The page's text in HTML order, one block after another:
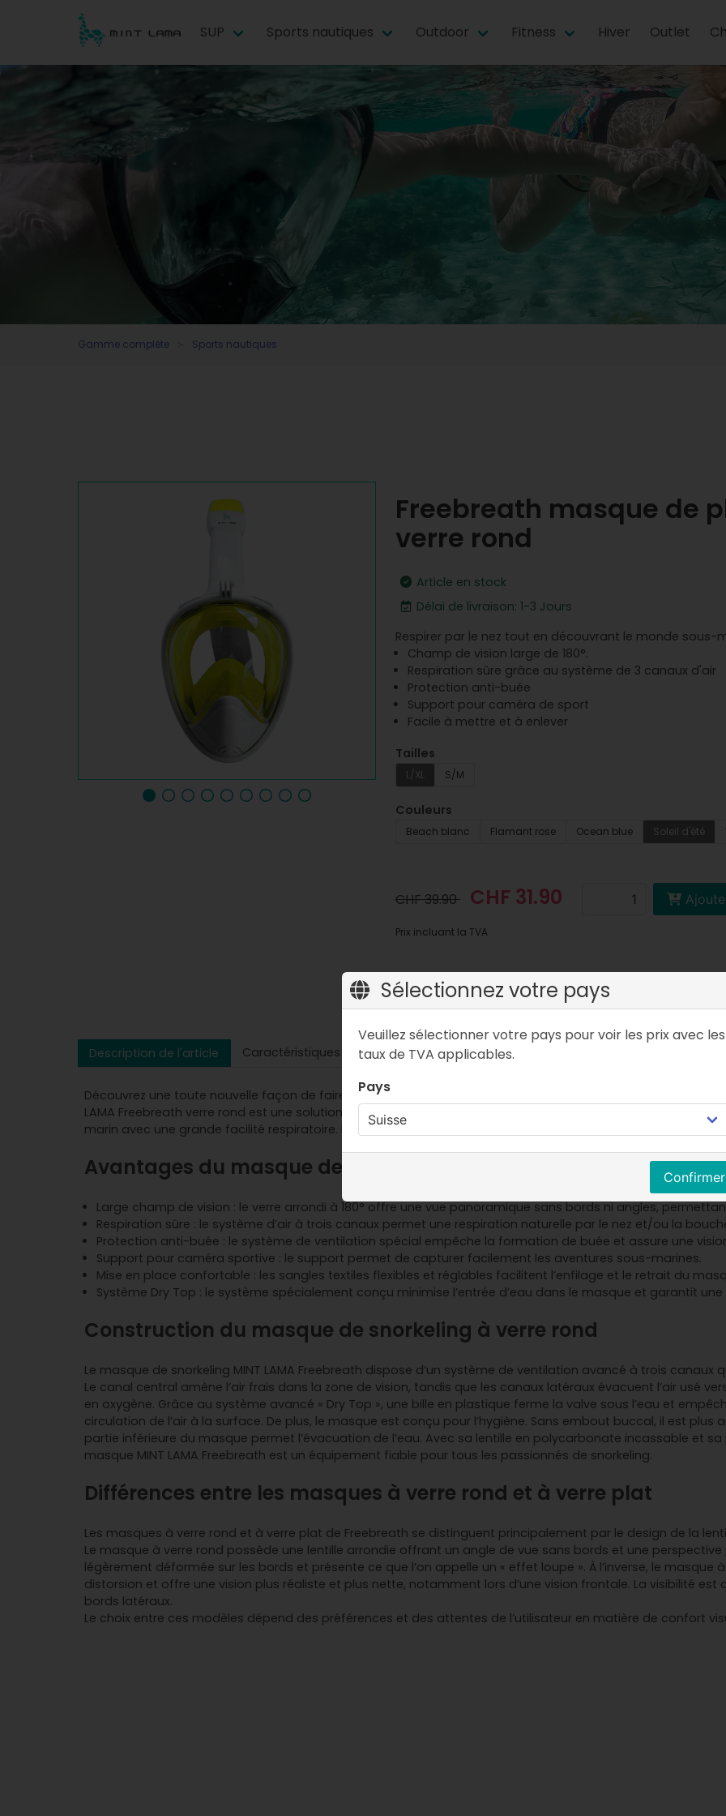
SUP Sports nautiques Outdoor Fitness Hiver Outlet
Gamme complète Sports nautiques
Freebreath masque de
verre rond
Article en stock
Délai de livraison: 1-3 Jours
Respirer par le nez tout en découvrant le monde sous-
Champ de vision large de 180°.
Respiration sûre grâce au système de 3 canaux d'air
Protection anti-buée
Support pour caméra de sport
Facile à mettre et à enlever
Tailles
L/XL S/M
Couleurs
Beach blanc Flamant rose Ocean blue Soleil d'été
CHF 39.90 CHF 31.90
Prix incluant la TVA
Description de l'article Caractéristiques FAQ
Découvrez une toute nouvelle façon de faire du snorkeling avec le premier et original masque de snorkeling
LAMA Freebreath verre rond est une solution innovante pour les amateurs de snorkeling. Il permet de
marin avec une grande facilité respiratoire. Le masque a été conçu pour offrir un confort maximal et une
Avantages du masque de snorkeling à verre rond
Large champ de vision : le verre arrondi à 180° offre une vue panoramique sans bords ni angles,
Respiration sûre : le système d’air à trois canaux permet une respiration naturelle par le nez et/ou la
Protection anti-buée : le système de ventilation spécial empêche la formation de buée et assure une
Support pour caméra sportive : le support permet de capturer facilement les aventures sous-marines.
Mise en place confortable : les sangles textiles flexibles et réglables facilitent l’enfilage et le retrait du
Système Dry Top : le système spécialement conçu minimise l’entrée d’eau dans le masque et garantit
Construction du masque de snorkeling à verre rond
Le masque de snorkeling MINT LAMA Freebreath dispose d’un système de ventilation avancé à trois canaux
Le canal central amène l’air frais dans la zone de vision, tandis que les canaux latéraux évacuent l’air usé
en oxygène. Grâce au système avancé « Dry Top », une bille en plastique ferme la valve sous l’eau et
circulation de l’air à la surface. De plus, le masque est conçu pour l’hygiène. Sans embout buccal, il est
partie inférieure du masque permet l’évacuation de l’eau. Avec sa lentille en polycarbonate incassable et
masque MINT LAMA Freebreath est un équipement fiable pour tous les passionnés de snorkeling.
Différences entre les masques à verre rond et à verre plat
Les masques à verre rond et à verre plat de Freebreath se distinguent principalement par le design de la
Le masque à verre rond possède une lentille arrondie offrant un angle de vue sans bords et une
légèrement déformée sur les bords et présente ce que l’on appelle un « effet loupe ». À l’inverse, le
distorsion et offre une vision plus réaliste et plus nette, notamment lors d’une vision frontale. La visibilité
bords latéraux.
Le choix entre ces modèles dépend des préférences et des attentes de l’utilisateur en matière de confort
Sélectionnez votre pays
Veuillez sélectionner votre pays pour voir les prix avec les
taux de TVA applicables.
Pays
Confirmer